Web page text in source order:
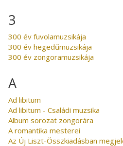
3
300 év fuvolamuzsikája
300 év hegedűmuzsikája
300 év zongoramuzsikája
A
Ad libitum
Ad libitum - Családi muzsika
Album sorozat zongorára
A romantika mesterei
Az Új Liszt-Összkiadásban